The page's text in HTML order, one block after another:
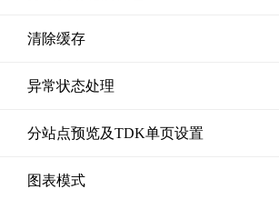
清除缓存
异常状态处理
分站点预览及TDK单页设置
图表模式